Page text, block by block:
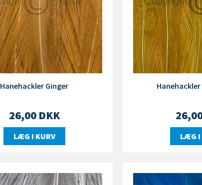
Hanehackler Ginger
26,00 DKK
LÆG I KURV LÆG I